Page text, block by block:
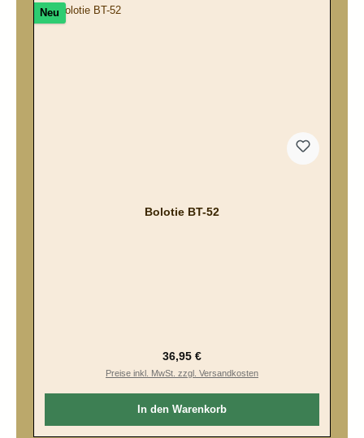
Neu
Bolotie BT-52
Regulärer Preis:
36,95 €
Preise inkl. MwSt. zzgl. Versandkosten
In den Warenkorb